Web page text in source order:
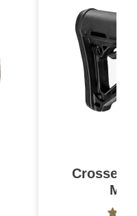
Crosse
Mil-